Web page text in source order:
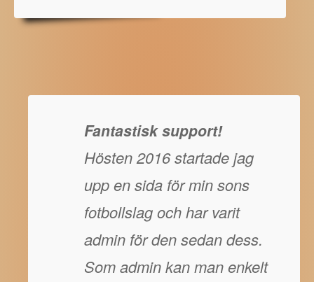
Fantastisk support!
Hösten 2016 startade jag
upp en sida för min sons
fotbollslag och har varit
admin för den sedan dess.
Som admin kan man enkelt